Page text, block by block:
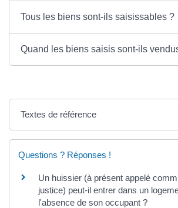
Tous les biens sont-ils saisissables ?
Quand les biens saisis sont-ils
Textes de référence
Questions ? Réponses !
Un huissier (à présent appelé
justice) peut-il entrer dans un
l'absence de son occupant ?